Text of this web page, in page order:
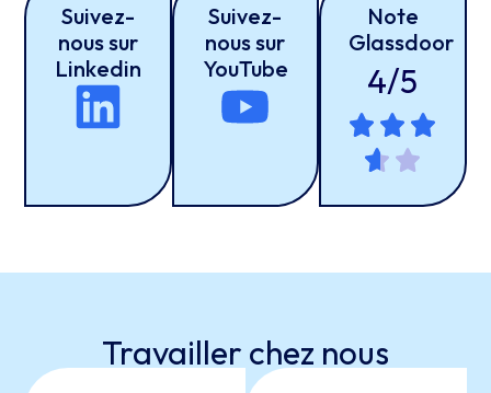
Suivez-
nous sur
Linkedin
Suivez-
nous sur
YouTube
Note
Glassdoor
4/5
Travailler chez nous